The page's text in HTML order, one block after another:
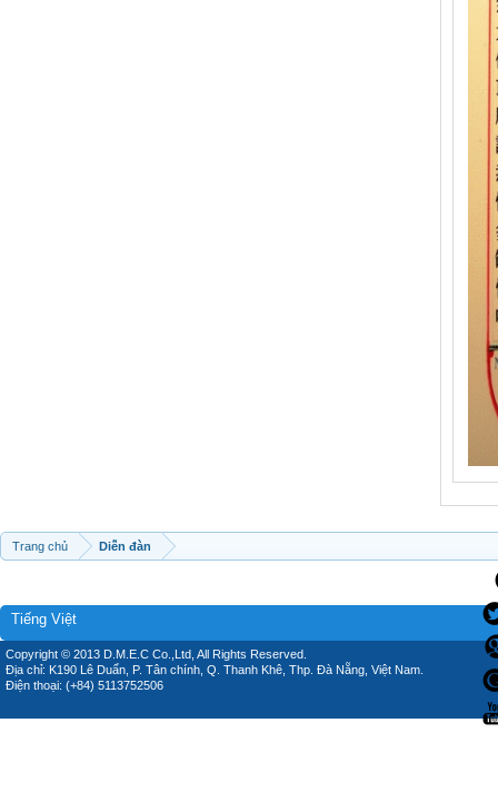
Trang chủ Diễn đàn
Tiếng Việt
Copyright © 2013 D.M.E.C Co.,Ltd, All Rights Reserved.
Địa chỉ: K190 Lê Duẩn, P. Tân chính, Q. Thanh Khê, Thp. Đà Nẵng, Việt Nam.
Điện thoại: (+84) 5113752506